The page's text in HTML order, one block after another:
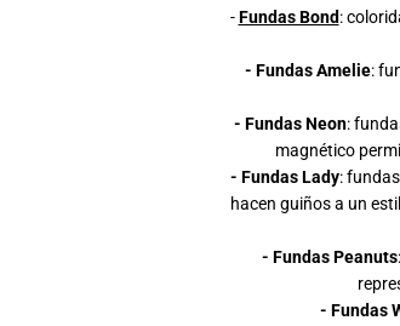
-Fundas Bond:
- Fundas Amelie:
- Fundas Neon:
magnético
- Fundas Lady:
hacen guiños a un
- Fundas Peanuts
- Fundas